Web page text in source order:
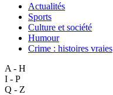
Actualités
Sports
Culture et société
Humour
Crime : histoires vraies
A - H
I - P
Q - Z